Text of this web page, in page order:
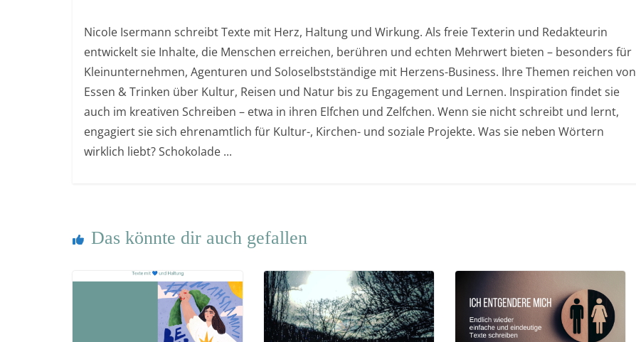
Nicole Isermann schreibt Texte mit Herz, Haltung und Wirkung. Als freie Texterin und Redakteurin
entwickelt sie Inhalte, die Menschen erreichen, berühren und echten Mehrwert bieten – besonders für
Kleinunternehmen, Agenturen und Soloselbstständige mit Herzens-Business. Ihre Themen reichen von
Essen & Trinken über Kultur, Reisen und Natur bis zu Engagement und Lernen. Inspiration findet sie
auch im kreativen Schreiben – etwa in ihren Elfchen und Zelfchen. Wenn sie nicht schreibt und lernt,
engagiert sie sich ehrenamtlich für Kultur-, Kirchen- und soziale Projekte. Was sie neben Wörtern
wirklich liebt? Schokolade ...
Das könnte dir auch gefallen